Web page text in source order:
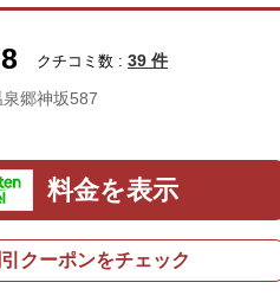
クチコミ数 : 39 件
郷神坂587
料金を表示
クーポンをチェック